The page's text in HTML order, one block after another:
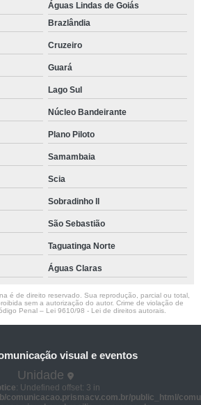
Águas Lindas de Goiás
Brazlândia
Cruzeiro
Guará
Lago Sul
Núcleo Bandeirante
Plano Piloto
Samambaia
Scia
Sobradinho ll
São Sebastião
Taguatinga Norte
Águas Claras
é de direito reservado. Sua reprodução, parcial ou total,
sem a autorização do autor. Crime de violação de
Penal – Lei 9610/98 - Lei de direitos autorais
visual e eventos
Unidade
: Undefined offset: 3 in
comunicacao.prismacv.com.br/public_html/